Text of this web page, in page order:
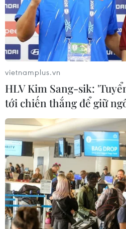
07/08/2026 00:05
Chứng khoán Mỹ rời đỉnh
năng lượng leo thang
06/08/2026 23:58
Thành lập Khu Công nghệ
Hưng Yên
06/08/2026 23:45
Google Wallet cho phép phụ
thiết lập số dư an toàn của
06/08/2026 23:44
vietnamplus.vn
HLV Kim Sang-sik:
tới chiến thắng để giữ